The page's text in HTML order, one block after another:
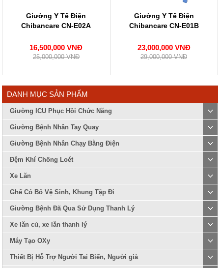
Giường Y Tế Điện
Chibancare CN-E02A
16,500,000 VNĐ
25,000,000 VNĐ
Giường Y Tế Điện
Chibancare CN-E01B
23,000,000 VNĐ
29,000,000 VNĐ
DANH MỤC SẢN PHẨM
Giường ICU Phục Hồi Chức Năng
Giường Bệnh Nhân Tay Quay
Giường Bệnh Nhân Chạy Bằng Điện
Đệm Khí Chống Loét
Xe Lăn
Ghế Có Bô Vệ Sinh, Khung Tập Đi
Giường Bệnh Đã Qua Sử Dụng Thanh Lý
Xe lăn củ, xe lăn thanh lý
Máy Tạo OXy
Thiết Bị Hỗ Trợ Người Tai Biến, Người già